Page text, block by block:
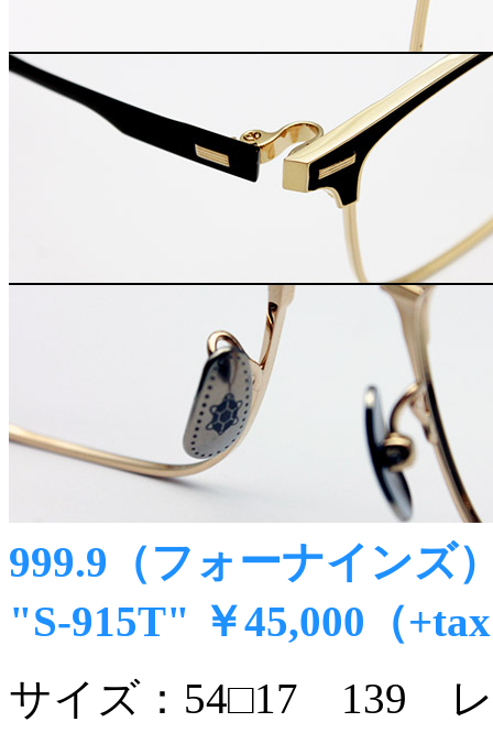
999.9（フォーナインズ
"S-915T" ￥45,000（
サイズ：54□17 139 レ